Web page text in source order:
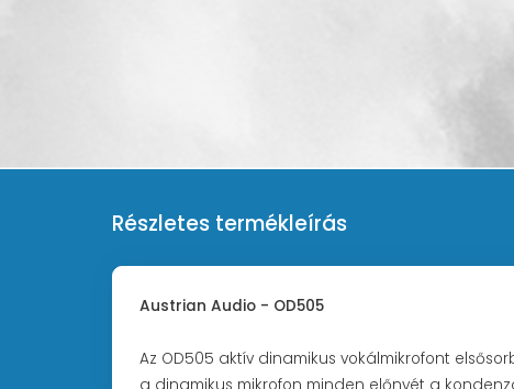
Részletes termékleírás
Austrian Audio - OD505
Az OD505 aktív dinamikus vokálmikrofont
a dinamikus mikrofon minden előnyét a